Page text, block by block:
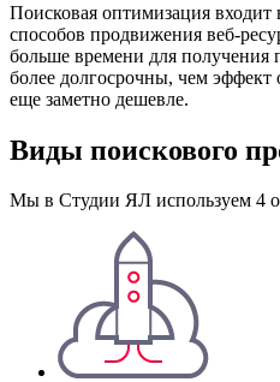
Поисковая оптимизация
способов продвижения веб-
больше времени для получения
более долгосрочны, чем
еще заметно дешевле.
Виды поискового
Мы в Студии ЯЛ используем 4